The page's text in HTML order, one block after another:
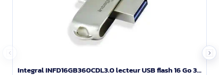
Integral INFD16GB360CDL3.0 lecteur USB flash 16 Go 3.2 Gen 1 (3.1 Gen 1)